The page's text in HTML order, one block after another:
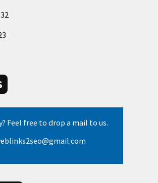
32
Feel free to drop a mail to us.